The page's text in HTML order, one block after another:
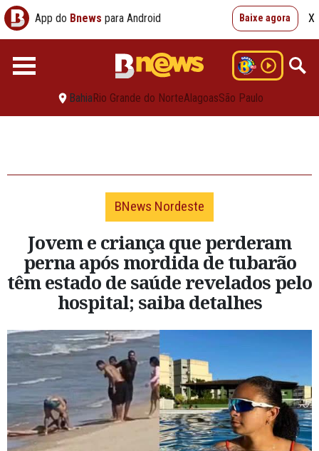
App do Bnews para Android Baixe agora X
BahiaRio Grande do NorteAlagoasSão Paulo
BNews Nordeste
Jovem e criança que perderam
perna após mordida de tubarão
têm estado de saúde revelados pelo
hospital; saiba detalhes